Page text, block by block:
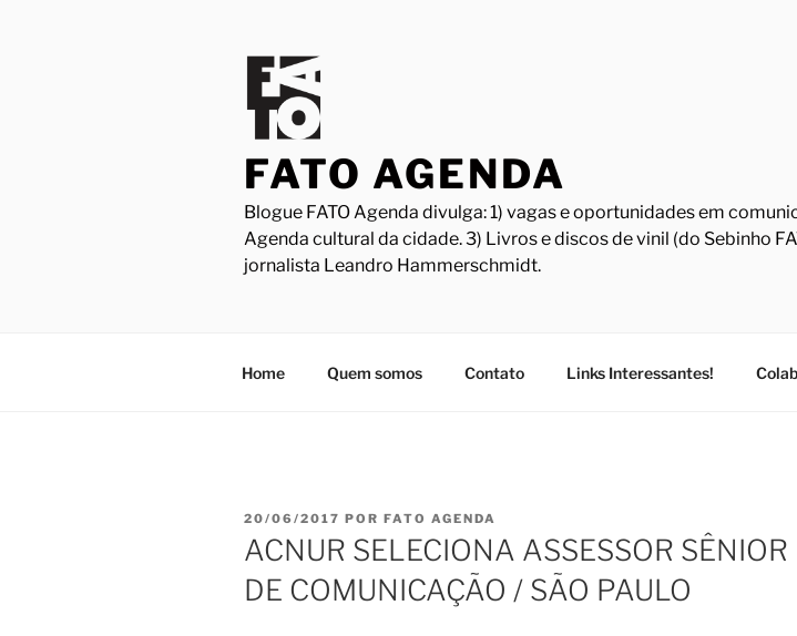
FATO AGENDA
Blogue FATO Agenda divulga: 1) vagas e oportunidades em
Agenda cultural da cidade. 3) Livros e discos de vinil (do Sebinho
jornalista Leandro Hammerschmidt.
Home Quem somos Contato Links Interessantes!
PUBLICADO
EM
20/06/2017 POR FATO AGENDA
ACNUR SELECIONA ASSESSOR SÊNIOR
DE COMUNICAÇÃO / SÃO PAULO